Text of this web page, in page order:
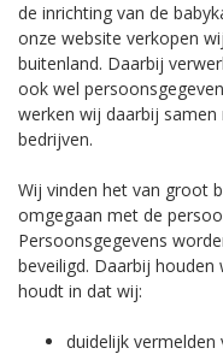
de inrichting van de
onze website verkopen
buitenland. Daarbij
ook wel
werken wij daarbij
bedrijven.
Wij vinden het van groot
omgegaan met de
Persoonsgegevens
beveiligd. Daarbij
houdt in dat wij:
duidelijk